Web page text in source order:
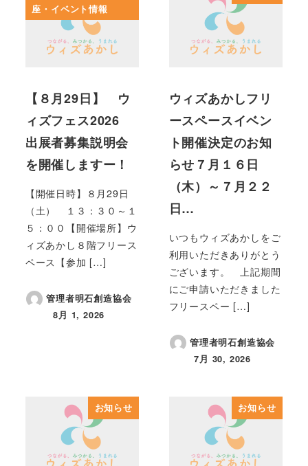
座・イベント情報
【８月29日】 ウ
ィズフェス2026
出展者募集説明会
を開催しますー！
【開催日時】８月29日
（土） １３：３０～１
５：００【開催場所】ウ
ィズあかし８階フリース
ペース【参加 […]
管理者明石創造協会
投稿日
8月 1, 2026
ウィズあかしフリ
ースペースイベン
ト開催決定のお知
らせ７月１６日
（木）～７月２２
日…
いつもウィズあかしをご
利用いただきありがとう
ございます。 上記期間
にご申請いただきました
フリースペー […]
管理者明石創造協会
投稿日
7月 30, 2026
お知らせ お知らせ